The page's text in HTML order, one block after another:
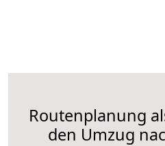
Routenplanung
den Umzug